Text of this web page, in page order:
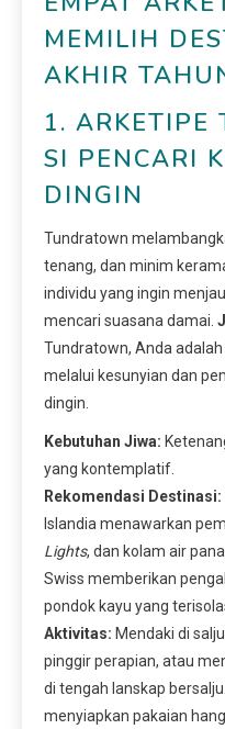
MEMILIH
AKHIR
1. ARKETIPE
SI PENCARI
DINGIN
Tundratown
tenang, dan minim
individu yang ingin
mencari suasana damai.
Tundratown, Anda
melalui kesunyian dan
dingin.
Kebutuhan Jiwa:
yang kontemplatif.
Rekomendasi Destinasi:
Islandia menawarkan
Lights, dan kolam air
Swiss memberikan
pondok kayu yang
Aktivitas: Mendaki di
pinggir perapian, atau
di tengah lanskap bersalju.
menyiapkan pakaian